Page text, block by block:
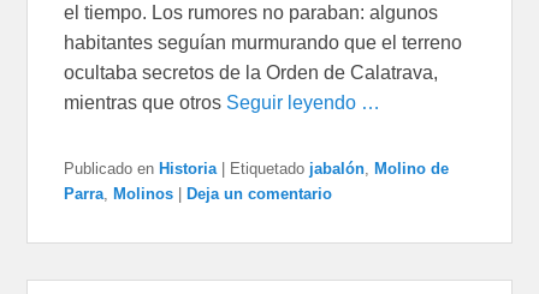
el tiempo. Los rumores no paraban: algunos
habitantes seguían murmurando que el terreno
ocultaba secretos de la Orden de Calatrava,
mientras que otros Seguir leyendo …
Publicado en Historia | Etiquetado jabalón ,Molino de
Parra ,Molinos |Deja un comentario